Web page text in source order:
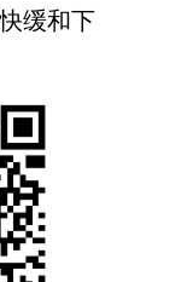
缓和下